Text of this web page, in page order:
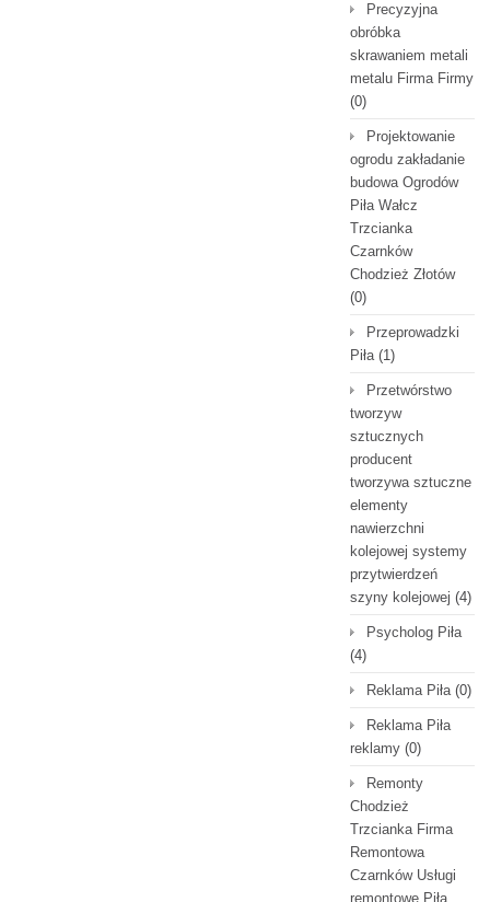
Precyzyjna
obróbka
skrawaniem metali
metalu Firma Firmy
(0)
Projektowanie
ogrodu zakładanie
budowa Ogrodów
Piła Wałcz
Trzcianka
Czarnków
Chodzież Złotów
(0)
Przeprowadzki
Piła(1)
Przetwórstwo
tworzyw
sztucznych
producent
tworzywa sztuczne
elementy
nawierzchni
kolejowej systemy
przytwierdzeń
szyny kolejowej (4)
Psycholog Piła
(4)
Reklama Piła(0)
Reklama Piła
reklamy (0)
Remonty
Chodzież
Trzcianka Firma
Remontowa
Czarnków Usługi
remontowe Piła